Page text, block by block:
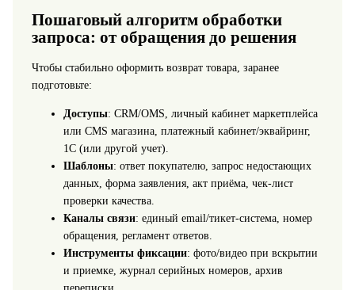
Пошаговый алгоритм обработки
запроса: от обращения до решения
Чтобы стабильно оформить возврат товара, заранее
подготовьте:
Доступы: CRM/OMS, личный кабинет маркетплейса
или CMS магазина, платежный кабинет/эквайринг,
1С (или другой учет).
Шаблоны: ответ покупателю, запрос недостающих
данных, форма заявления, акт приёма, чек-лист
проверки качества.
Каналы связи: единый email/тикет-система, номер
обращения, регламент ответов.
Инструменты фиксации: фото/видео при вскрытии
и приемке, журнал серийных номеров, архив